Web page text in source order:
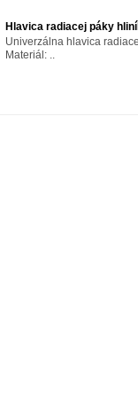
Hlavica radiacej páky
Univerzálna hlavica
Materiál: ..